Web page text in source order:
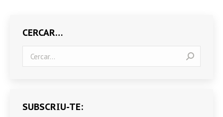
CERCAR…
SUBSCRIU-TE: